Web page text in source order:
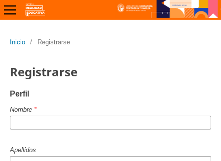
Inicio / Registrarse
Registrarse
Perfil
Nombre *
Apellidos